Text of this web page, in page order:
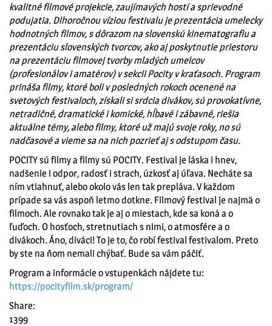
kvalitné filmové projekcie, zaujímavých hostí a sprievodné
podujatia. Dlhoročnou víziou festivalu je prezentácia umelecky
hodnotných filmov, s dôrazom na slovenskú kinematografiu a
prezentáciu slovenských tvorcov, ako aj poskytnutie priestoru
na prezentáciu filmovej tvorby mladých umelcov
(profesionálov i amatérov) v sekcii Pocity v kraťasoch. Program
prináša filmy, ktoré boli v posledných rokoch ocenené na
svetových festivaloch, získali si srdcia divákov, sú provokatívne,
netradičné, dramatické i komické, hĺbavé i zábavné, riešia
aktuálne témy, alebo filmy, ktoré už majú svoje roky, no sú
nadčasové a vieme sa na nich pozrieť aj s odstupom času.
POCITY sú filmy a filmy sú POCITY. Festival je láska i hnev,
nadšenie i odpor, radosť i strach, úzkosť aj úľava. Necháte sa
ním vtiahnuť, alebo okolo vás len tak prepláva. V každom
prípade sa vás aspoň letmo dotkne. Filmový festival je najmä o
filmoch. Ale rovnako tak je aj o miestach, kde sa koná a o
ľuďoch. O hosťoch, stretnutiach s nimi, o atmosfére a o
divákoch. Áno, diváci! To je to, čo robí festival festivalom. Preto
by ste na ňom nemali chýbať. Bude sa vám páčiť.
Program a informácie o vstupenkách nájdete tu:
https://pocityfilm.sk/program/
Share:
1399